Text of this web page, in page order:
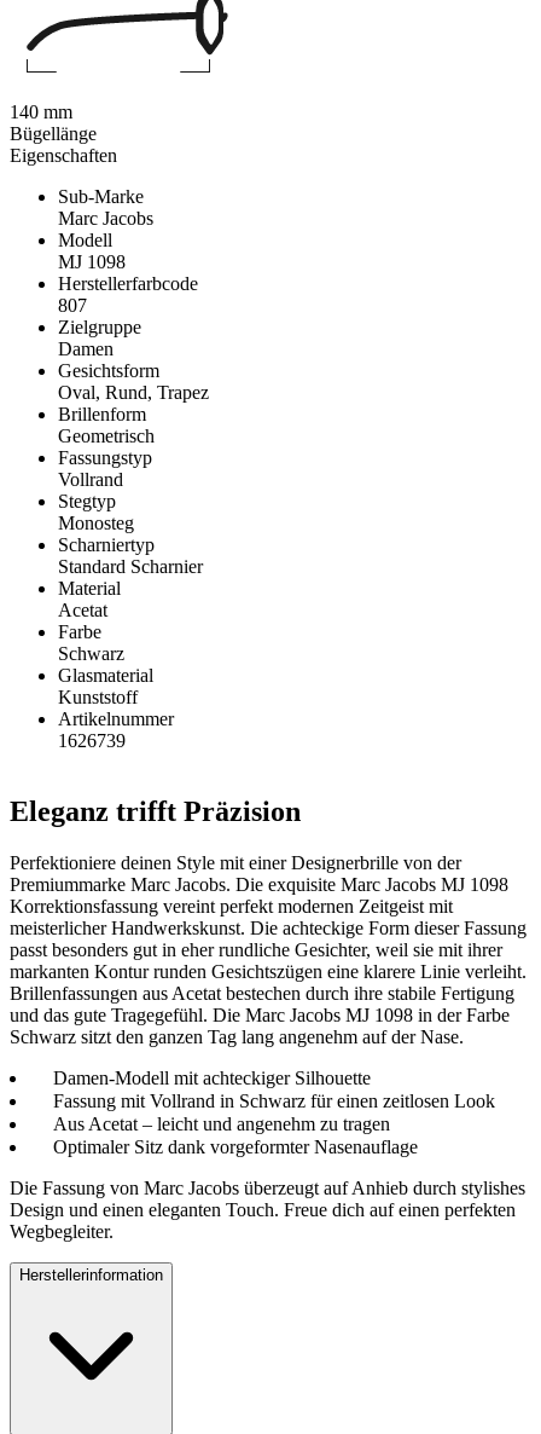
Eigenschaften
Sub-Marke
Marc Jacobs
Modell
MJ 1098
Herstellerfarbcode
807
Zielgruppe
Damen
Gesichtsform
Oval, Rund, Trapez
Brillenform
Geometrisch
Fassungstyp
Vollrand
Stegtyp
Monosteg
Scharniertyp
Standard Scharnier
Material
Acetat
Farbe
Schwarz
Glasmaterial
Kunststoff
Artikelnummer
1626739
Eleganz trifft Präzision
Perfektioniere deinen Style mit einer Designerbrille von der
Premiummarke Marc Jacobs. Die exquisite Marc Jacobs MJ 1098
Korrektionsfassung vereint perfekt modernen Zeitgeist mit
meisterlicher Handwerkskunst. Die achteckige Form dieser Fassung
passt besonders gut in eher rundliche Gesichter, weil sie mit ihrer
markanten Kontur runden Gesichtszügen eine klarere Linie verleiht.
Brillenfassungen aus Acetat bestechen durch ihre stabile Fertigung
und das gute Tragegefühl. Die Marc Jacobs MJ 1098 in der Farbe
Schwarz sitzt den ganzen Tag lang angenehm auf der Nase.
Damen-Modell mit achteckiger Silhouette
Fassung mit Vollrand in Schwarz für einen zeitlosen Look
Aus Acetat – leicht und angenehm zu tragen
Optimaler Sitz dank vorgeformter Nasenauflage
Die Fassung von Marc Jacobs überzeugt auf Anhieb durch stylishes
Design und einen eleganten Touch. Freue dich auf einen perfekten
Wegbegleiter.
Herstellerinformation
140 mm
Bügellänge